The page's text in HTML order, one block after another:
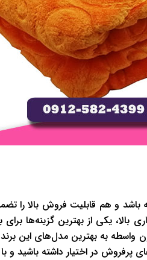
و هم قابليت فروش بالا را
بالا، يکي از بهترين گزينه‌ها
واسطه به بهترين مدل‌هاي اين
در اختيار داشته باشيد و با